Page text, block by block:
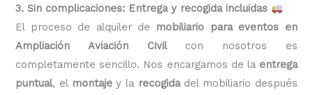
3. Sin complicaciones: Entrega y recogida incluidas
El proceso de alquiler de mobiliario para eventos en
Ampliación Aviación Civilcon nosotros es
completamente sencillo. Nos encargamos de la entrega
puntual, el montajey la recogidadel mobiliario después